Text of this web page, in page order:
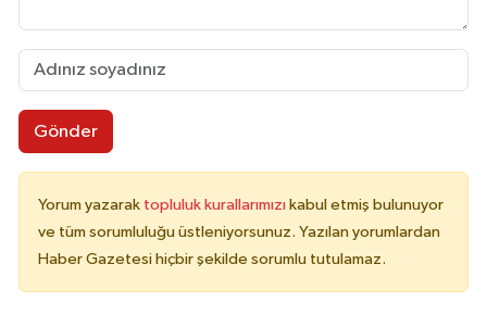
Gönder
Yorum yazarak topluluk kurallarımızı kabul etmiş bulunuyor
ve tüm sorumluluğu üstleniyorsunuz. Yazılan yorumlardan
Haber Gazetesi hiçbir şekilde sorumlu tutulamaz.